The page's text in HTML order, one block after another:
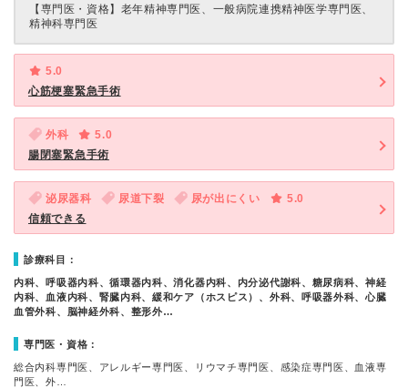
【専門医・資格】 老年精神専門医、一般病院連携精神医学専門医、
精神科専門医
5.0
心筋梗塞緊急手術
外科
5.0
腸閉塞緊急手術
泌尿器科 尿道下裂 尿が出にくい
5.0
信頼できる
診療科目：
内科、呼吸器内科、循環器内科、消化器内科、内分泌代謝科、糖尿病科、神経
内科、血液内科、腎臓内科、緩和ケア（ホスピス）、外科、呼吸器外科、心臓
血管外科、脳神経外科、整形外…
専門医・資格：
総合内科専門医、アレルギー専門医、リウマチ専門医、感染症専門医、血液専
門医、外…